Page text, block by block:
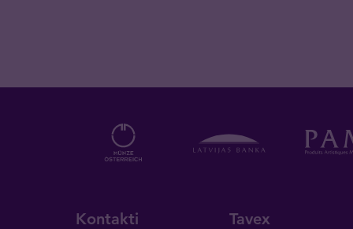
Kontakti Tavex